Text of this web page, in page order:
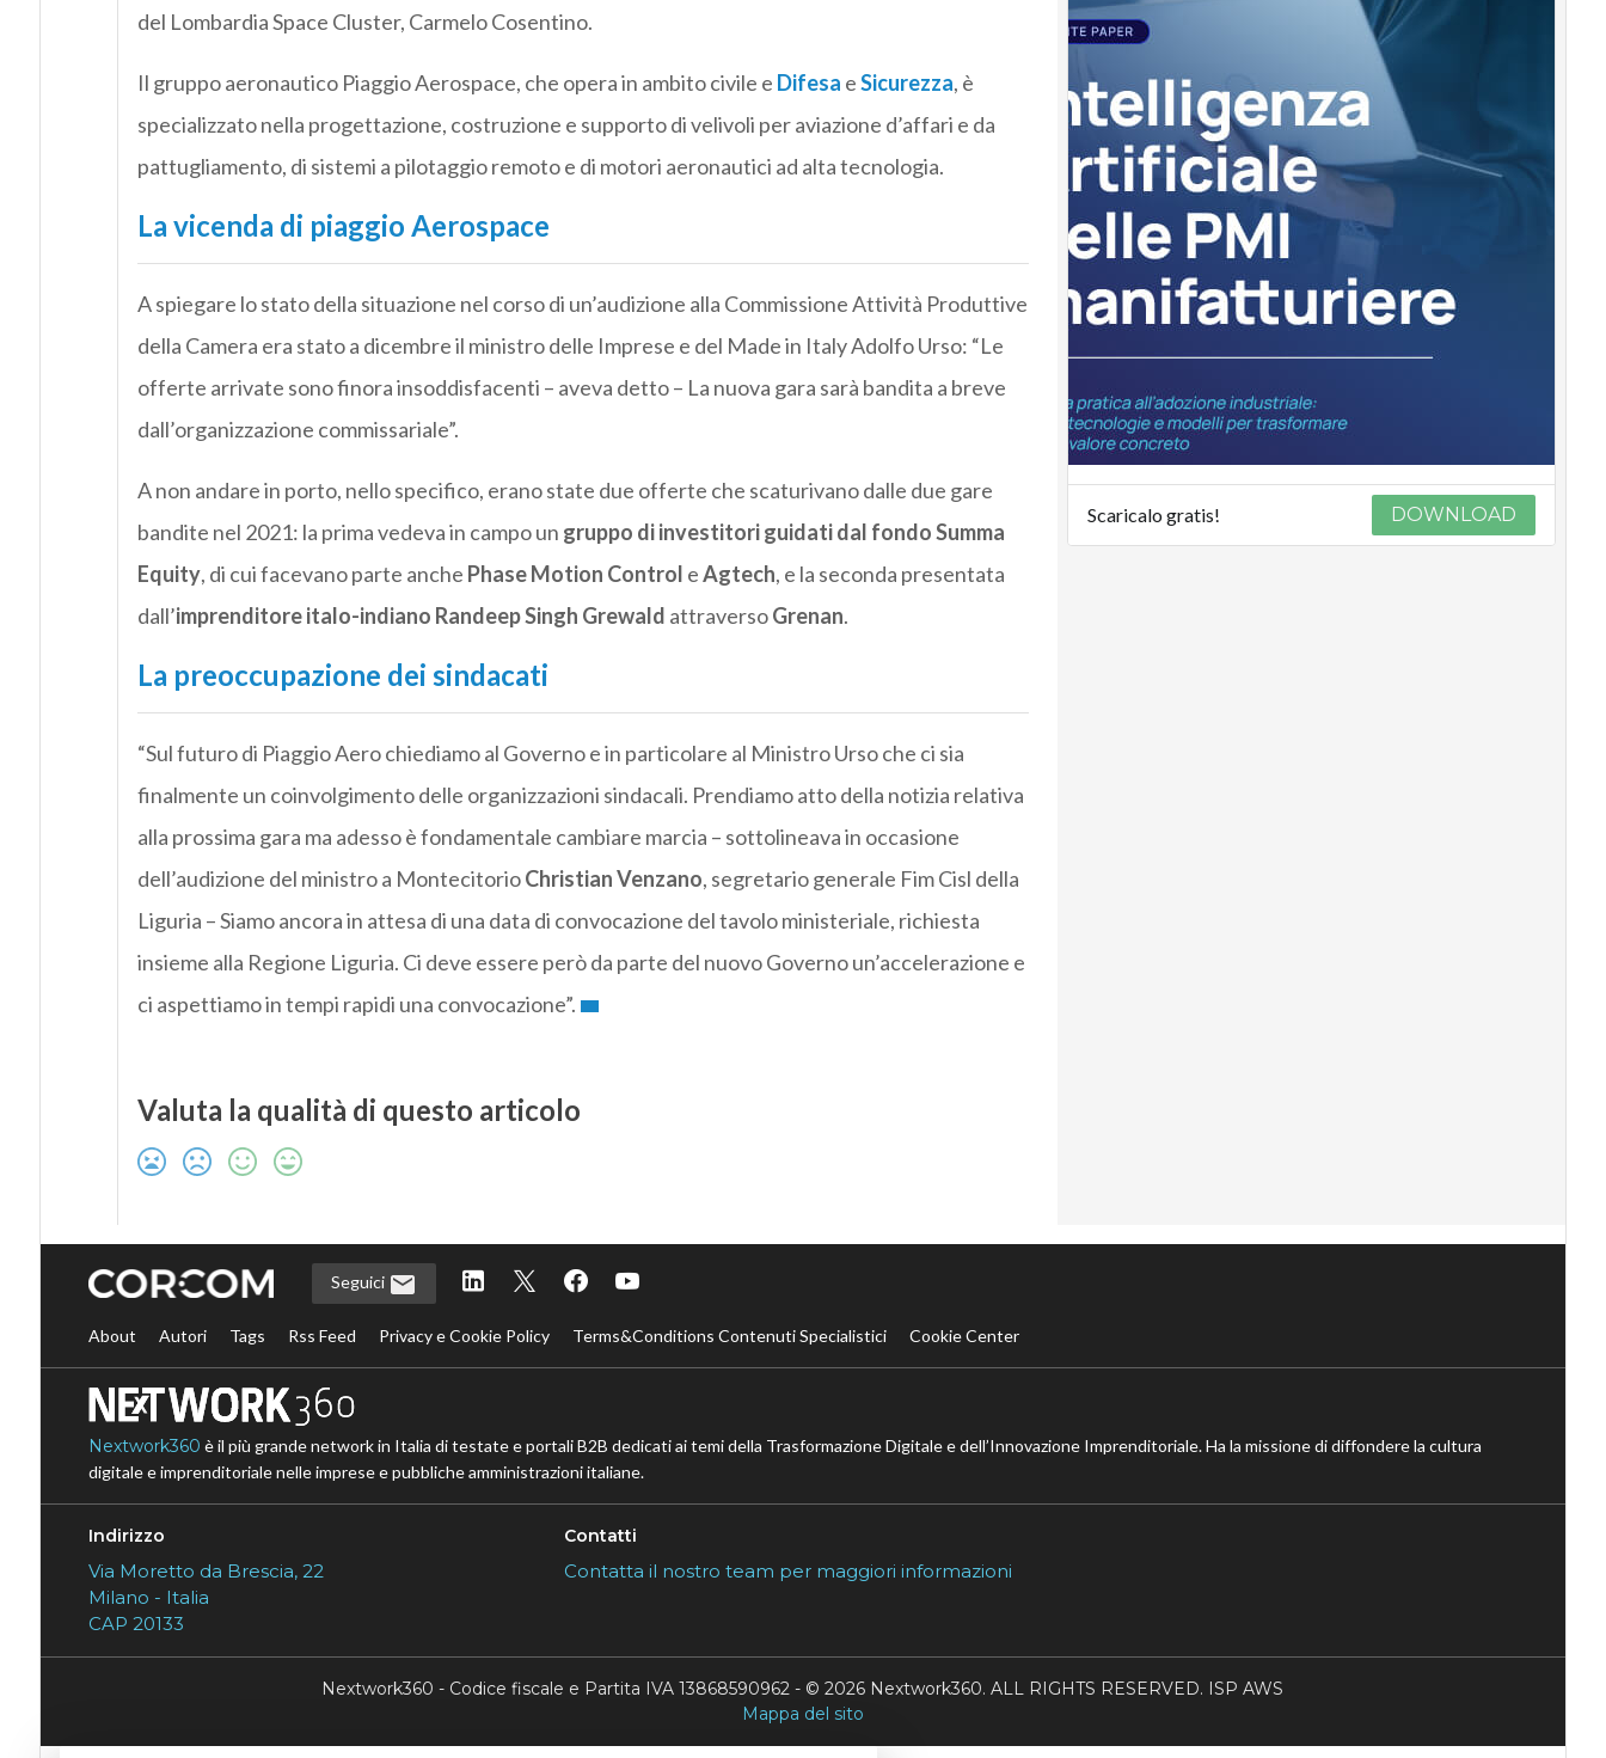
del Lombardia Space Cluster, Carmelo Cosentino.
Il gruppo aeronautico Piaggio Aerospace, che opera in ambito civile e Difesa eSicurezza, è
specializzato nella progettazione, costruzione e supporto di velivoli per aviazione d’affari e da
pattugliamento, di sistemi a pilotaggio remoto e di motori aeronautici ad alta tecnologia.
La vicenda di piaggio Aerospace
A spiegare lo stato della situazione nel corso di un’audizione alla Commissione Attività Produttive
della Camera era stato a dicembre il ministro delle Imprese e del Made in Italy Adolfo Urso: “Le
offerte arrivate sono finora insoddisfacenti – aveva detto – La nuova gara sarà bandita a breve
dall’organizzazione commissariale”.
A non andare in porto, nello specifico, erano state due offerte che scaturivano dalle due gare
bandite nel 2021: la prima vedeva in campo un gruppo di investitori guidati dal fondo Summa
Equity, di cui facevano parte anche Phase Motion Control eAgtech, e la seconda presentata
dall’imprenditore italo-indiano Randeep Singh Grewald attraversoGrenan.
La preoccupazione dei sindacati
“Sul futuro di Piaggio Aero chiediamo al Governo e in particolare al Ministro Urso che ci sia
finalmente un coinvolgimento delle organizzazioni sindacali. Prendiamo atto della notizia relativa
alla prossima gara ma adesso è fondamentale cambiare marcia – sottolineava in occasione
dell’audizione del ministro a MontecitorioChristian Venzano, segretario generale Fim Cisl della
Liguria – Siamo ancora in attesa di una data di convocazione del tavolo ministeriale, richiesta
insieme alla Regione Liguria. Ci deve essere però da parte del nuovo Governo un’accelerazione e
ci aspettiamo in tempi rapidi una convocazione”.
Valuta la qualità di questo articolo
Scaricalo gratis! DOWNLOAD
Seguici
About Autori Tags Rss Feed Privacy e Cookie Policy Terms&Conditions Contenuti Specialistici Cookie Center
Nextwork360 è il più grande network in Italia di testate e portali B2B dedicati ai temi della Trasformazione Digitale e dell’Innovazione Imprenditoriale. Ha la missione di diffondere la cultura
digitale e imprenditoriale nelle imprese e pubbliche amministrazioni italiane.
Indirizzo
Via Moretto da Brescia, 22
Milano - Italia
CAP 20133
Contatti
Contatta il nostro team per maggiori informazioni
Nextwork360 - Codice fiscale e Partita IVA 13868590962 - © 2026 Nextwork360. ALL RIGHTS RESERVED. ISP AWS
Mappa del sito